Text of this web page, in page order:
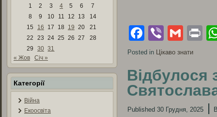
1
2 3 4 5 6
7
8
9 10 11 12 13
14
15
16 17 18 19 20
21
22
23 24 25 26 27
28
29
30 31
« Жов
Січ »
Категорії
Війна
Екоосвіта
Facebook
Viber
Posted in Цікаво знати
Відбулося
Published 30 Грудня, 2025 |